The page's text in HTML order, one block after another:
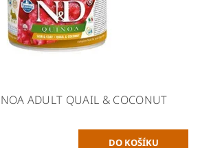
ADULT QUAIL & COCONUT